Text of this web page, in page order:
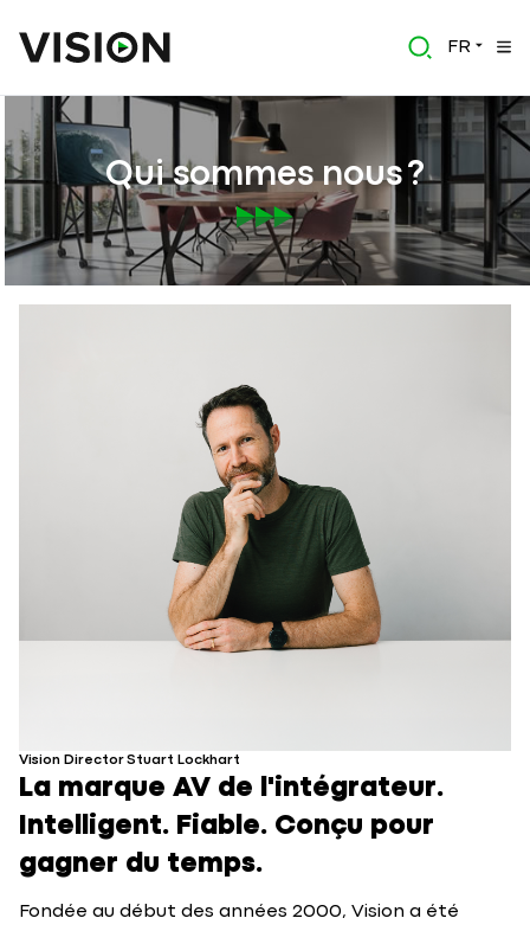
FR
Qui sommes nous ?
Vision Director Stuart Lockhart
La marque AV de l'intégrateur.
Intelligent. Fiable. Conçu pour
gagner du temps.
Fondée au début des années 2000, Vision a été